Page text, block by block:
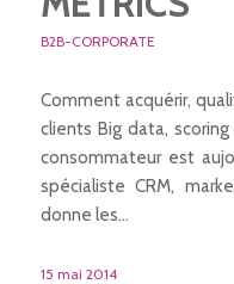
B2B-CORPORATE
Comment acquérir,
clients Big data,
consommateur est
spécialiste CRM,
donne les…
15 mai 2014